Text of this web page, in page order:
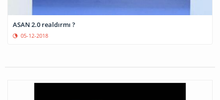
ASAN 2.0 realdırmı ?
05-12-2018